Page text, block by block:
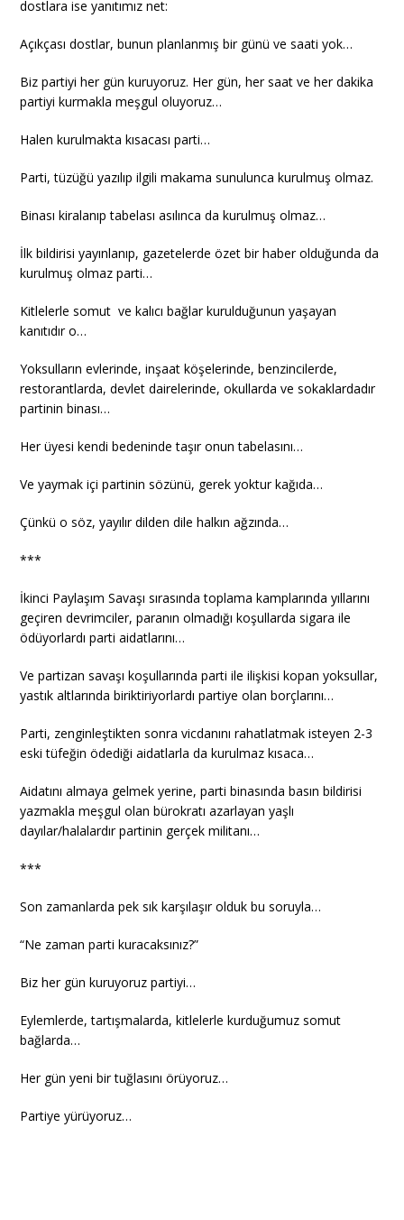
dostlara ise yanıtımız net:
Açıkçası dostlar, bunun planlanmış bir günü ve saati yok…
Biz partiyi her gün kuruyoruz. Her gün, her saat ve her dakika
partiyi kurmakla meşgul oluyoruz…
Halen kurulmakta kısacası parti…
Parti, tüzüğü yazılıp ilgili makama sunulunca kurulmuş olmaz.
Binası kiralanıp tabelası asılınca da kurulmuş olmaz…
İlk bildirisi yayınlanıp, gazetelerde özet bir haber olduğunda da
kurulmuş olmaz parti…
Kitlelerle somut ve kalıcı bağlar kurulduğunun yaşayan
kanıtıdır o…
Yoksulların evlerinde, inşaat köşelerinde, benzincilerde,
restorantlarda, devlet dairelerinde, okullarda ve sokaklardadır
partinin binası…
Her üyesi kendi bedeninde taşır onun tabelasını…
Ve yaymak içi partinin sözünü, gerek yoktur kağıda…
Çünkü o söz, yayılır dilden dile halkın ağzında…
***
İkinci Paylaşım Savaşı sırasında toplama kamplarında yıllarını
geçiren devrimciler, paranın olmadığı koşullarda sigara ile
ödüyorlardı parti aidatlarını…
Ve partizan savaşı koşullarında parti ile ilişkisi kopan yoksullar,
yastık altlarında biriktiriyorlardı partiye olan borçlarını…
Parti, zenginleştikten sonra vicdanını rahatlatmak isteyen 2-3
eski tüfeğin ödediği aidatlarla da kurulmaz kısaca…
Aidatını almaya gelmek yerine, parti binasında basın bildirisi
yazmakla meşgul olan bürokratı azarlayan yaşlı
dayılar/halalardır partinin gerçek militanı…
***
Son zamanlarda pek sık karşılaşır olduk bu soruyla…
“Ne zaman parti kuracaksınız?”
Biz her gün kuruyoruz partiyi…
Eylemlerde, tartışmalarda, kitlelerle kurduğumuz somut
bağlarda…
Her gün yeni bir tuğlasını örüyoruz…
Partiye yürüyoruz…